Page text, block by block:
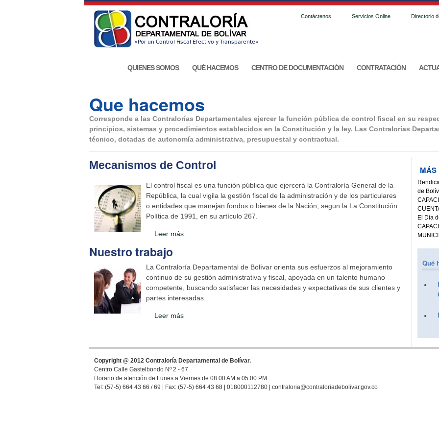
Directorio
Servicios Online
Contáctenos
QUIENES SOMOS QUÉ HACEMOS CENTRO DE DOCUMENTACIÓN CONTRATACIÓN
Que hacemos
Corresponde a las Contralorías Departamentales ejercer la función pública de control fiscal en su
principios, sistemas y procedimientos establecidos en la Constitución y la ley. Las Contralorías
técnico, dotadas de autonomía administrativa, presupuestal y contractual.
Mecanismos de Control
El control fiscal es una función pública que ejercerá la Contraloría General de la
República, la cual vigila la gestión fiscal de la administración y de los particulares
o entidades que manejan fondos o bienes de la Nación, segun la La Constitución
Política de 1991, en su artículo 267.
Leer más
Nuestro trabajo
La Contraloría Departamental de Bolívar orienta sus esfuerzos al mejoramiento
continuo de su gestión administrativa y fiscal, apoyada en un talento humano
competente, buscando satisfacer las necesidades y expectativas de sus clientes y
partes interesadas.
Leer más
MÁS
de
El Día
Qué
Copyright @ 2012 Contraloría Departamental de Bolívar.
Centro Calle Gastelbondo Nº 2 - 67.
Horario de atención de Lunes a Viernes de 08:00 AM a 05:00 PM
Tel: (57-5) 664 43 66 / 69 | Fax: (57-5) 664 43 68 | 018000112780 | contraloria@contraloriadebolivar.gov.co